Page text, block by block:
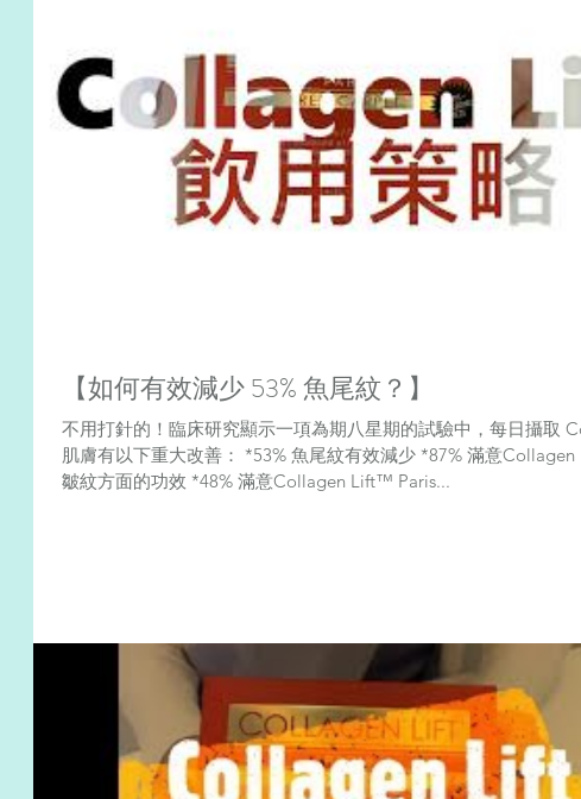
【如何有效減少 53% 魚尾紋？】
不用打針的！臨床研究顯示一項為期八星期的試驗中，每日攝取
肌膚有以下重大改善： *53% 魚尾紋有效減少 *87% 滿意Collagen Lift™ Paris 在消除
皺紋方面的功效 *48% 滿意Collagen Lift™ Paris...